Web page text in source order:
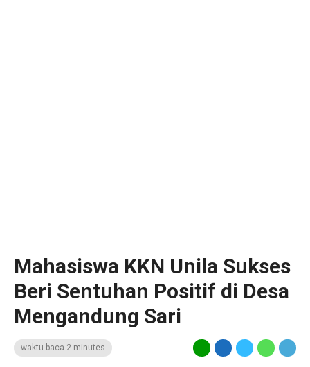
Mahasiswa KKN Unila Sukses
Beri Sentuhan Positif di Desa
Mengandung Sari
waktu baca 2 minutes